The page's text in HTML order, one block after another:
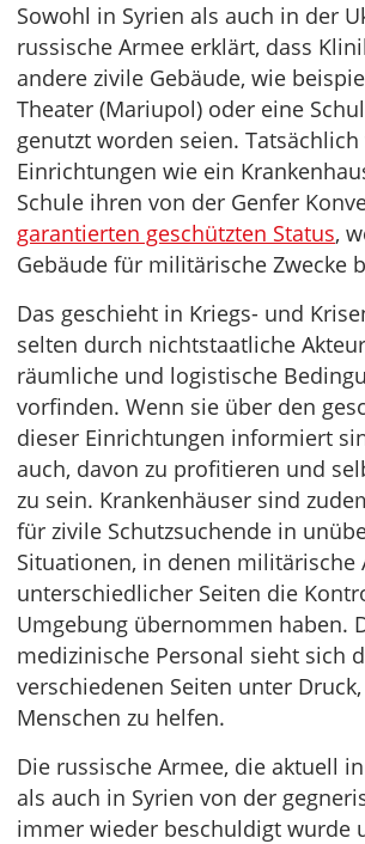
Sowohl in Syrien als auch in der
russische Armee erklärt, dass
andere zivile Gebäude, wie
Theater (Mariupol) oder eine
genutzt worden seien.
Einrichtungen wie ein
Schule ihren von der Genfer
garantierten geschützten Status,
Gebäude für militärische Zwecke
Das geschieht in Kriegs- und
selten durch nichtstaatliche
räumliche und logistische
vorfinden. Wenn sie über den
dieser Einrichtungen informiert
auch, davon zu profitieren und
zu sein. Krankenhäuser sind
für zivile Schutzsuchende in
Situationen, in denen militärische
unterschiedlicher Seiten die
Umgebung übernommen haben.
medizinische Personal sieht sich
verschiedenen Seiten unter
Menschen zu helfen.
Die russische Armee, die aktuell
als auch in Syrien von der
immer wieder beschuldigt wurde